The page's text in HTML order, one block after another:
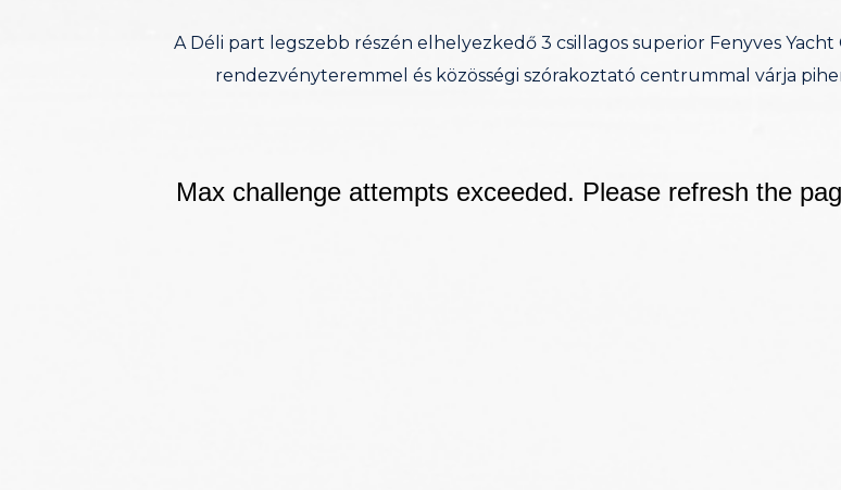
A Déli part legszebb részén elhelyezkedő 3 csillagos superior Fenyves
rendezvényteremmel és közösségi szórakoztató centrummal várja